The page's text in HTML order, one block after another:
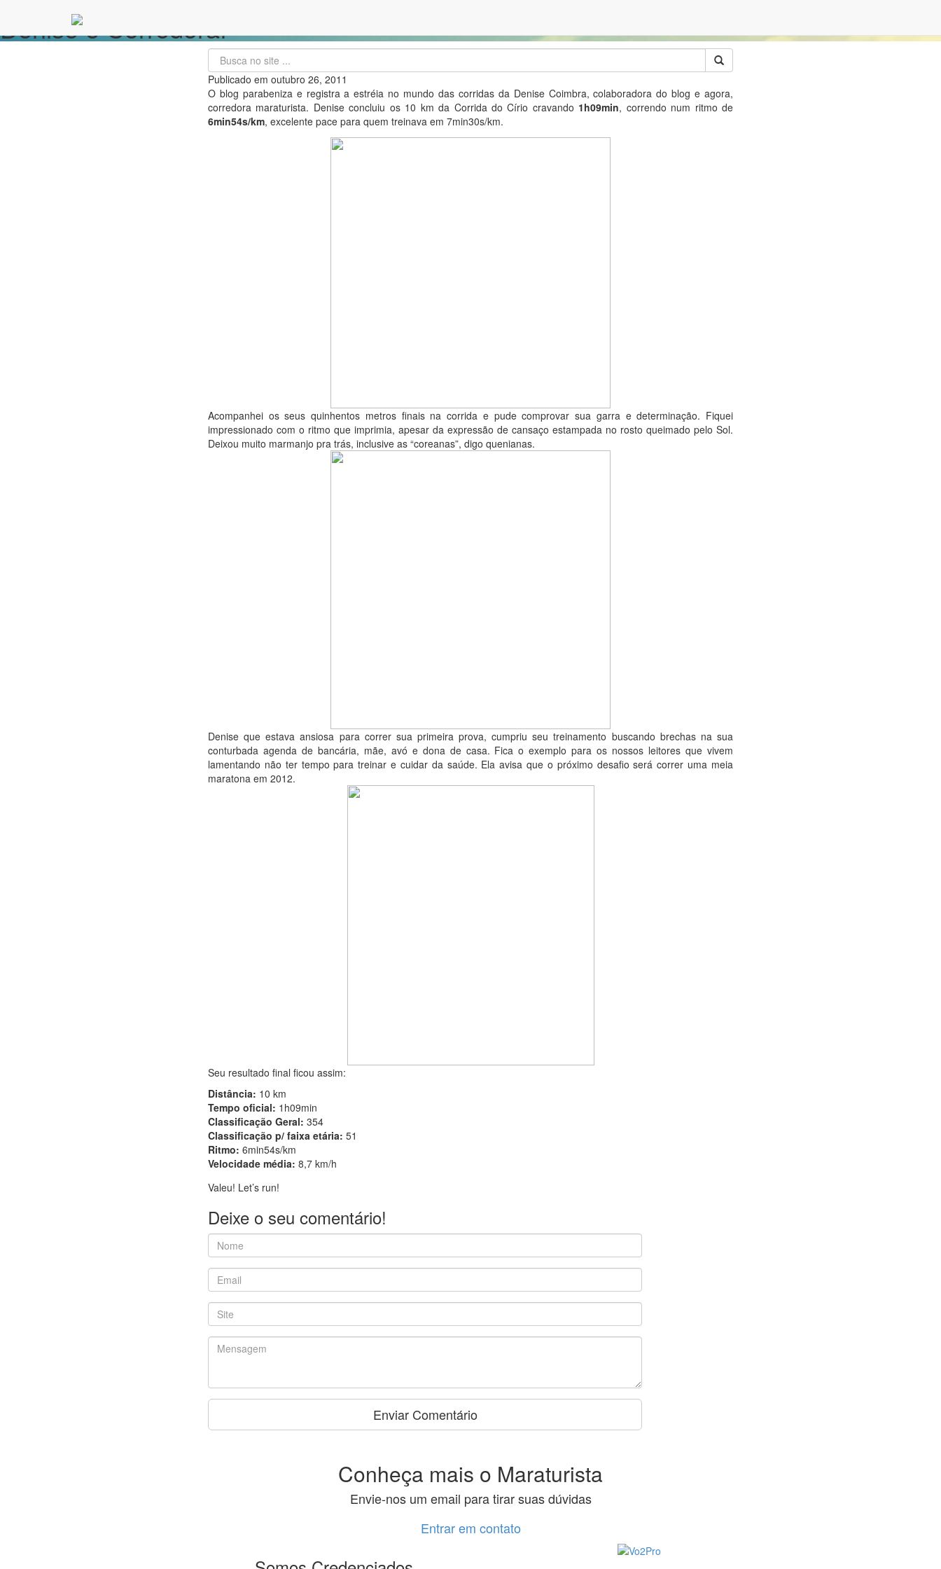
Denise é Corredora!
Publicado em outubro 26, 2011
O blog parabeniza e registra a estréia no mundo das corridas da Denise Coimbra, colaboradora do blog e agora,
corredora maraturista. Denise concluiu os 10 km da Corrida do Círio cravando 1h09min, correndo num ritmo de
6min54s/km, excelente pace para quem treinava em 7min30s/km.
Acompanhei os seus quinhentos metros finais na corrida e pude comprovar sua garra e determinação. Fiquei
impressionado com o ritmo que imprimia, apesar da expressão de cansaço estampada no rosto queimado pelo Sol.
Deixou muito marmanjo pra trás, inclusive as “coreanas”, digo quenianas.
Denise que estava ansiosa para correr sua primeira prova, cumpriu seu treinamento buscando brechas na sua
conturbada agenda de bancária, mãe, avó e dona de casa. Fica o exemplo para os nossos leitores que vivem
lamentando não ter tempo para treinar e cuidar da saúde. Ela avisa que o próximo desafio será correr uma meia
maratona em 2012.
Seu resultado final ficou assim:
Distância: 10 km
Tempo oficial: 1h09min
Classificação Geral: 354
Classificação p/ faixa etária: 51
Ritmo: 6min54s/km
Velocidade média: 8,7 km/h
Valeu! Let’s run!
Deixe o seu comentário!
Conheça mais o Maraturista
Envie-nos um email para tirar suas dúvidas
Entrar em contato